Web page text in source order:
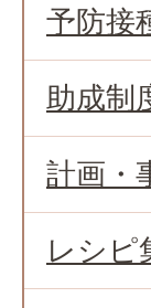
予防接
助成制
計画・
レシピ